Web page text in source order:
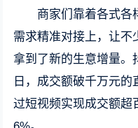
商家们靠着各式各
需求精准对接上，让不
拿到了新的生意增量。
日，成交额破千万元
过短视频实现成交额超